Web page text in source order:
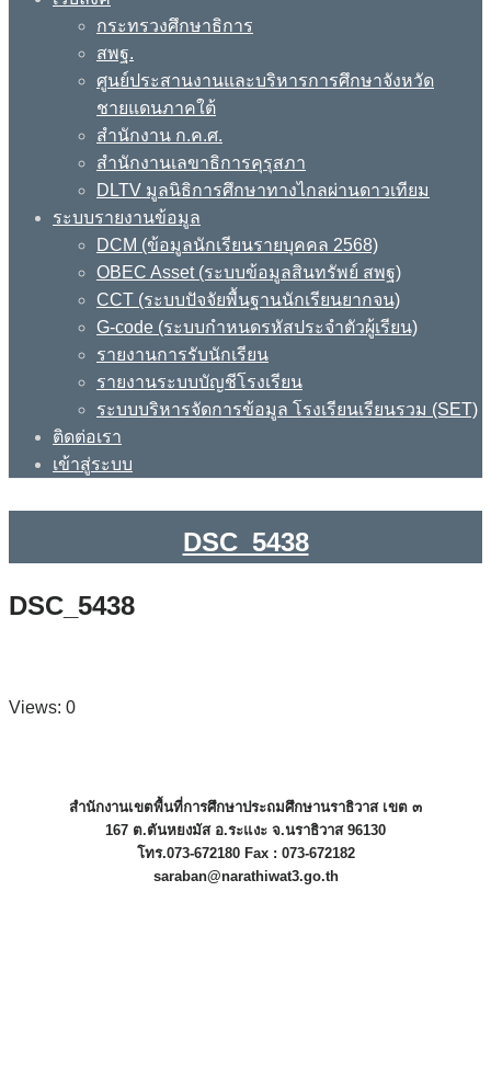
กระทรวงศึกษาธิการ
สพฐ.
ศูนย์ประสานงานและบริหารการศึกษาจังหวัด
ชายแดนภาคใต้
สำนักงาน ก.ค.ศ.
สำนักงานเลขาธิการคุรุสภา
DLTV มูลนิธิการศึกษาทางไกลผ่านดาวเทียม
ระบบรายงานข้อมูล
DCM (ข้อมูลนักเรียนรายบุคคล 2568)
OBEC Asset (ระบบข้อมูลสินทรัพย์ สพฐ)
CCT (ระบบปัจจัยพื้นฐานนักเรียนยากจน)
G-code (ระบบกำหนดรหัสประจำตัวผู้เรียน)
รายงานการรับนักเรียน
รายงานระบบบัญชีโรงเรียน
ระบบบริหารจัดการข้อมูล โรงเรียนเรียนรวม (SET)
ติดต่อเรา
เข้าสู่ระบบ
DSC_5438
DSC_5438
Views: 0
สำนักงานเขตพื้นที่การศึกษาประถมศึกษานราธิวาส เขต ๓
167 ต.ตันหยงมัส อ.ระแงะ จ.นราธิวาส 96130
โทร.073-672180 Fax : 073-672182
saraban@narathiwat3.go.th